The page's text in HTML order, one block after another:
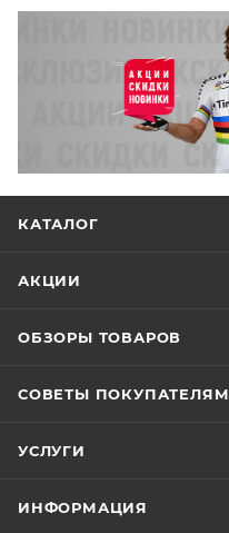
КАТАЛОГ
АКЦИИ
ОБЗОРЫ ТОВАРОВ
СОВЕТЫ ПОКУПАТЕЛЯМ
УСЛУГИ
ИНФОРМАЦИЯ